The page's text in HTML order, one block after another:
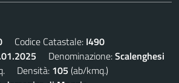
Codice Catastale: I490
Denominazione:Scalenghesi
Densità: 105 (ab/kmq.)